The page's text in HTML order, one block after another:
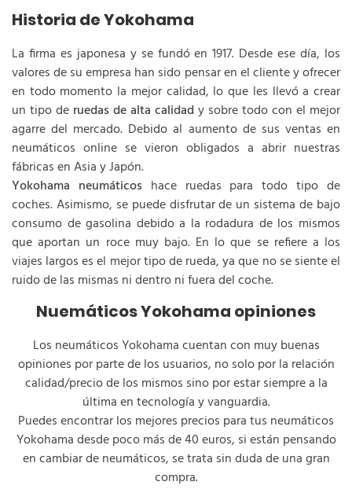
Historia de Yokohama
La firma es japonesa y se fundó en 1917. Desde ese día, los
valores de su empresa han sido pensar en el cliente y ofrecer
en todo momento la mejor calidad, lo que les llevó a crear
un tipo de ruedas de alta calidady sobre todo con el mejor
agarre del mercado. Debido al aumento de sus ventas en
neumáticos online se vieron obligados a abrir nuestras
fábricas en Asia y Japón.
Yokohama neumáticos hace ruedas para todo tipo de
coches. Asimismo, se puede disfrutar de un sistema de bajo
consumo de gasolina debido a la rodadura de los mismos
que aportan un roce muy bajo. En lo que se refiere a los
viajes largos es el mejor tipo de rueda, ya que no se siente el
ruido de las mismas ni dentro ni fuera del coche.
Nuemáticos Yokohama opiniones
Los neumáticos Yokohama cuentan con muy buenas
opiniones por parte de los usuarios, no solo por la relación
calidad/precio de los mismos sino por estar siempre a la
última en tecnología y vanguardia.
Puedes encontrar los mejores precios para tus neumáticos
Yokohama desde poco más de 40 euros, si están pensando
en cambiar de neumáticos, se trata sin duda de una gran
compra.